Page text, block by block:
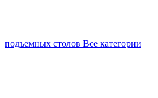
подъемных столов Все категории